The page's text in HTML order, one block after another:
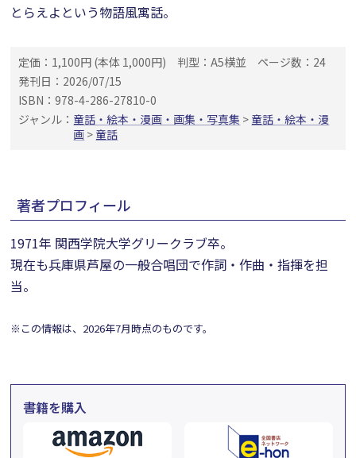
とらえよという物語風寓話。
定価：1,100円 (本体 1,000円) 判型：A5横並
ページ数：24
発刊日：2026/07/15
ISBN：978-4-286-27810-0
ジャンル： 童話・絵本・漫画・画集・写真集 > 童話・絵本・漫
画 > 童話
著者プロフィール
1971年 関西学院大学グリークラブ卒。
現在も兵庫県芦屋の一般合唱団で作詞・作曲・指揮を担
当。
※この情報は、2026年7月時点のものです。
書籍を購入